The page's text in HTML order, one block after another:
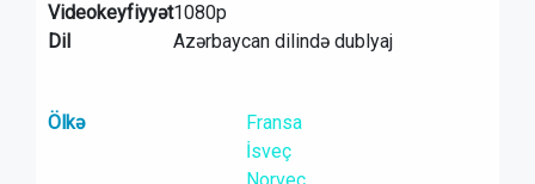
Videokeyfiyyət1080p
Dil
Azərbaycan dilində dublyaj
Ölkə
Fransa
İsveç